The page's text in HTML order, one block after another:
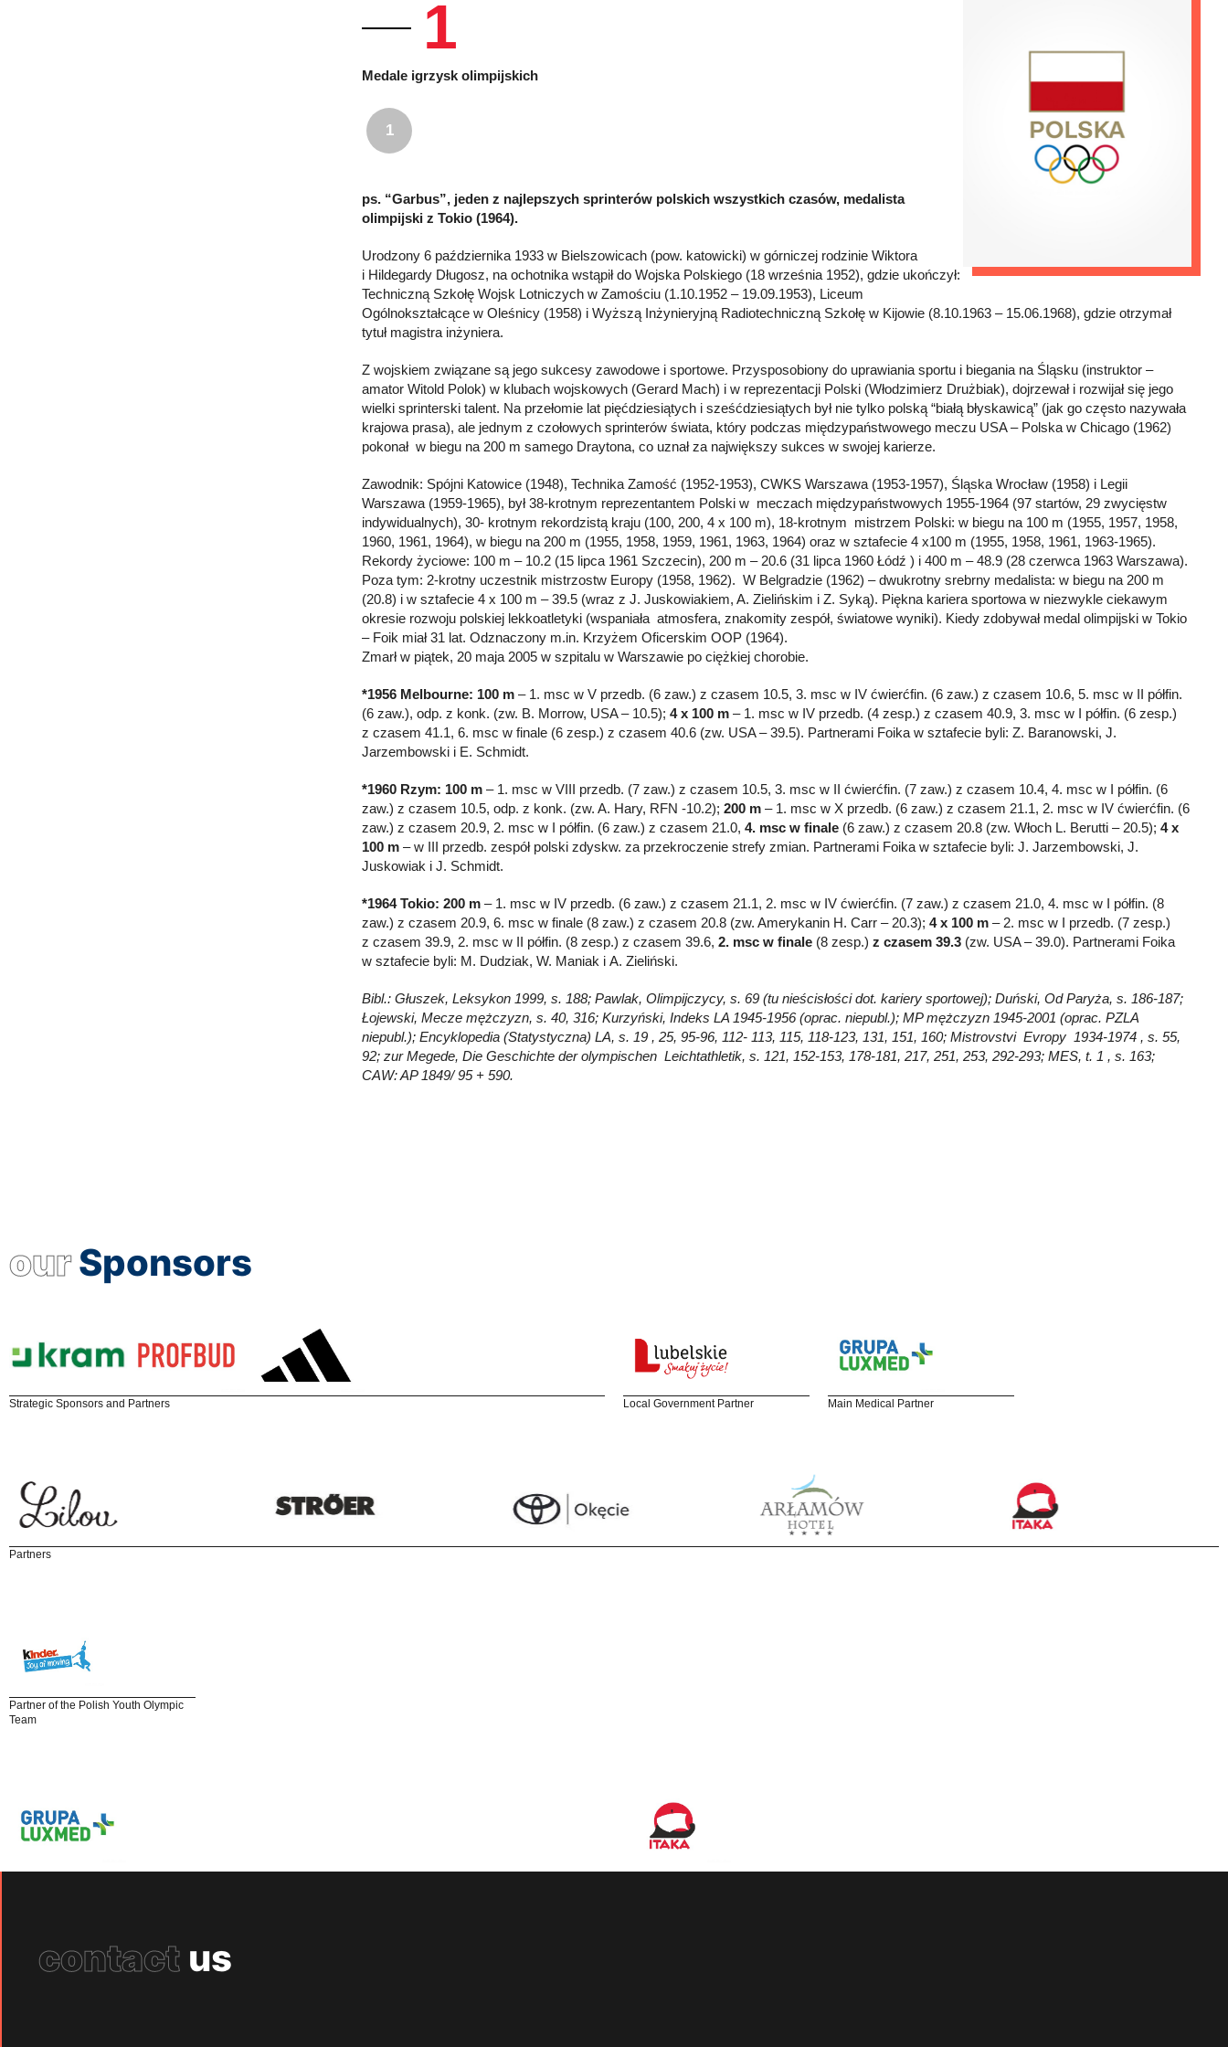
1
Medale igrzysk olimpijskich
1
ps. “Garbus”, jeden z najlepszych sprinterów polskich wszystkich czasów, medalista
olimpijski z Tokio (1964).
Urodzony 6 października 1933 w Bielszowicach (pow. katowicki) w górniczej rodzinie Wiktora
i Hildegardy Długosz, na ochotnika wstąpił do Wojska Polskiego (18 września 1952), gdzie ukończył:
Techniczną Szkołę Wojsk Lotniczych w Zamościu (1.10.1952 – 19.09.1953), Liceum
Ogólnokształcące w Oleśnicy (1958) i Wyższą Inżynieryjną Radiotechniczną Szkołę w Kijowie (8.10.1963 – 15.06.1968), gdzie otrzymał
tytuł magistra inżyniera.
Z wojskiem związane są jego sukcesy zawodowe i sportowe. Przysposobiony do uprawiania sportu i biegania na Śląsku (instruktor –
amator Witold Polok) w klubach wojskowych (Gerard Mach) i w reprezentacji Polski (Włodzimierz Drużbiak), dojrzewał i rozwijał się jego
wielki sprinterski talent. Na przełomie lat pięćdziesiątych i sześćdziesiątych był nie tylko polską “białą błyskawicą” (jak go często nazywała
krajowa prasa), ale jednym z czołowych sprinterów świata, który podczas międzypaństwowego meczu USA – Polska w Chicago (1962)
pokonał w biegu na 200 m samego Draytona, co uznał za największy sukces w swojej karierze.
Zawodnik: Spójni Katowice (1948), Technika Zamość (1952-1953), CWKS Warszawa (1953-1957), Śląska Wrocław (1958) i Legii
Warszawa (1959-1965), był 38-krotnym reprezentantem Polski w meczach międzypaństwowych 1955-1964 (97 startów, 29 zwycięstw
indywidualnych), 30- krotnym rekordzistą kraju (100, 200, 4 x 100 m), 18-krotnym mistrzem Polski: w biegu na 100 m (1955, 1957, 1958,
1960, 1961, 1964), w biegu na 200 m (1955, 1958, 1959, 1961, 1963, 1964) oraz w sztafecie 4 x100 m (1955, 1958, 1961, 1963-1965).
Rekordy życiowe: 100 m – 10.2 (15 lipca 1961 Szczecin), 200 m – 20.6 (31 lipca 1960 Łódź ) i 400 m – 48.9 (28 czerwca 1963 Warszawa).
Poza tym: 2-krotny uczestnik mistrzostw Europy (1958, 1962). W Belgradzie (1962) – dwukrotny srebrny medalista: w biegu na 200 m
(20.8) i w sztafecie 4 x 100 m – 39.5 (wraz z J. Juskowiakiem, A. Zielińskim i Z. Syką). Piękna kariera sportowa w niezwykle ciekawym
okresie rozwoju polskiej lekkoatletyki (wspaniała atmosfera, znakomity zespół, światowe wyniki). Kiedy zdobywał medal olimpijski w Tokio
– Foik miał 31 lat. Odznaczony m.in. Krzyżem Oficerskim OOP (1964).
Zmarł w piątek, 20 maja 2005 w szpitalu w Warszawie po ciężkiej chorobie.
*1956 Melbourne: 100 m – 1. msc w V przedb. (6 zaw.) z czasem 10.5, 3. msc w IV ćwierćfin. (6 zaw.) z czasem 10.6, 5. msc w II półfin.
(6 zaw.), odp. z konk. (zw. B. Morrow, USA – 10.5); 4 x 100 m – 1. msc w IV przedb. (4 zesp.) z czasem 40.9, 3. msc w I półfin. (6 zesp.)
z czasem 41.1, 6. msc w finale (6 zesp.) z czasem 40.6 (zw. USA – 39.5). Partnerami Foika w sztafecie byli: Z. Baranowski, J.
Jarzembowski i E. Schmidt.
*1960 Rzym: 100 m – 1. msc w VIII przedb. (7 zaw.) z czasem 10.5, 3. msc w II ćwierćfin. (7 zaw.) z czasem 10.4, 4. msc w I półfin. (6
zaw.) z czasem 10.5, odp. z konk. (zw. A. Hary, RFN -10.2); 200 m – 1. msc w X przedb. (6 zaw.) z czasem 21.1, 2. msc w IV ćwierćfin. (6
zaw.) z czasem 20.9, 2. msc w I półfin. (6 zaw.) z czasem 21.0, 4. msc w finale (6 zaw.) z czasem 20.8 (zw. Włoch L. Berutti – 20.5); 4 x
100 m – w III przedb. zespół polski zdyskw. za przekroczenie strefy zmian. Partnerami Foika w sztafecie byli: J. Jarzembowski, J.
Juskowiak i J. Schmidt.
*1964 Tokio: 200 m – 1. msc w IV przedb. (6 zaw.) z czasem 21.1, 2. msc w IV ćwierćfin. (7 zaw.) z czasem 21.0, 4. msc w I półfin. (8
zaw.) z czasem 20.9, 6. msc w finale (8 zaw.) z czasem 20.8 (zw. Amerykanin H. Carr – 20.3); 4 x 100 m – 2. msc w I przedb. (7 zesp.)
z czasem 39.9, 2. msc w II półfin. (8 zesp.) z czasem 39.6, 2. msc w finale (8 zesp.) z czasem 39.3 (zw. USA – 39.0). Partnerami Foika
w sztafecie byli: M. Dudziak, W. Maniak i A. Zieliński.
Bibl.: Głuszek, Leksykon 1999, s. 188; Pawlak, Olimpijczycy, s. 69 (tu nieścisłości dot. kariery sportowej); Duński, Od Paryża, s. 186-187;
Łojewski, Mecze mężczyzn, s. 40, 316; Kurzyński, Indeks LA 1945-1956 (oprac. niepubl.); MP mężczyzn 1945-2001 (oprac. PZLA
niepubl.); Encyklopedia (Statystyczna) LA, s. 19 , 25, 95-96, 112- 113, 115, 118-123, 131, 151, 160; Mistrovstvi Evropy 1934-1974 , s. 55,
92; zur Megede, Die Geschichte der olympischen Leichtathletik, s. 121, 152-153, 178-181, 217, 251, 253, 292-293; MES, t. 1 , s. 163;
CAW: AP 1849/ 95 + 590.
ourSponsors
Strategic Sponsors and Partners Local Government Partner Main Medical Partner
Partners
Partner of the Polish Youth Olympic
Team
contact us